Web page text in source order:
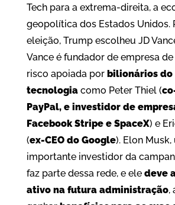
Tech para a extrema-direita, a
geopolítica dos Estados Unidos.
eleição, Trump escolheu JD
Vance é fundador de empresa
risco apoiada por bilionários do
tecnologiacomo Peter Thiel (
PayPal, e investidor de
Facebook Stripe e SpaceX) e
(ex-CEO do Google). Elon Musk,
importante investidor da
faz parte dessa rede, e ele deve
ativo na futura administração,